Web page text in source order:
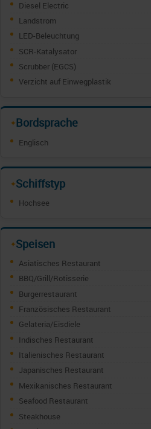
Diesel Electric
Landstrom
LED-Beleuchtung
SCR-Katalysator
Scrubber (EGCS)
Verzicht auf Einwegplastik
✦Bordsprache
Englisch
✦Schiffstyp
Hochsee
✦Speisen
Asiatisches Restaurant
BBQ/Grill/Rotisserie
Burgerrestaurant
Französisches Restaurant
Gelateria/Eisdiele
Indisches Restaurant
Italienisches Restaurant
Japanisches Restaurant
Mexikanisches Restaurant
Seafood Restaurant
Steakhouse